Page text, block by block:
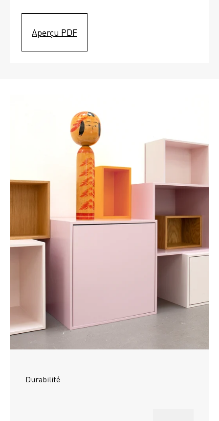
Aperçu PDF
Durabilité